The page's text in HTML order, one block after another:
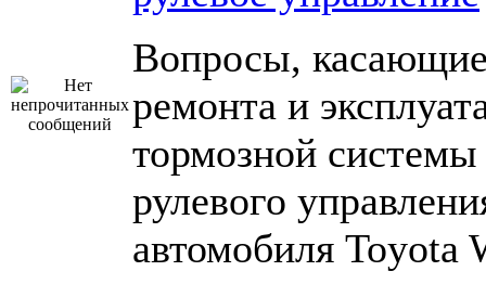
Вопросы,
ремонта и
тормозной
рулевого
автомобиля Toyota